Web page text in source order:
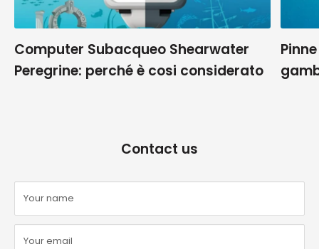
Computer Subacqueo Shearwater
Peregrine: perché è cosi considerato
Contact us
Your name
Your email